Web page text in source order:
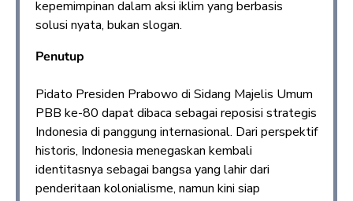
kepemimpinan dalam aksi iklim yang berbasis
solusi nyata, bukan slogan.
Penutup
Pidato Presiden Prabowo di Sidang Majelis Umum
PBB ke-80 dapat dibaca sebagai reposisi strategis
Indonesia di panggung internasional. Dari perspektif
historis, Indonesia menegaskan kembali
identitasnya sebagai bangsa yang lahir dari
penderitaan kolonialisme, namun kini siap